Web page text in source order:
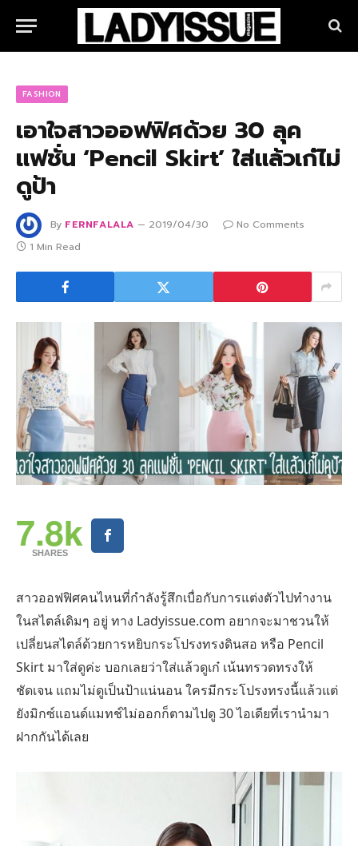
FASHION
เอาใจสาวออฟฟิศด้วย 30 ลุค
แฟชั่น ‘Pencil Skirt’ ใส่แล้วเก๋ไม่
ดูป้า
By FERNFALALA 2019/04/30
No Comments
1 Min Read
7.8k
SHARES
สาวออฟฟิศคนไหนที่กำลังรู้สึกเบื่อกับการแต่งตัวไปทำงาน
ในสไตล์เดิมๆ อยู่ ทาง Ladyissue.com อยากจะมาชวนให้
เปลี่ยนสไตล์ด้วยการหยิบกระโปรงทรงดินสอ หรือ Pencil
Skirt มาใส่ดูค่ะ บอกเลยว่าใส่เเล้วดูเก๋ เน้นทรวดทรงให้
ชัดเจน แถมไม่ดูเป็นป้าแน่นอน ใครมีกระโปรงทรงนี้แล้วแต่
ยังมิกซ์แอนด์แมทช์ไม่ออกก็ตามไปดู 30 ไอเดียที่เรานำมา
ฝากกันได้เลย